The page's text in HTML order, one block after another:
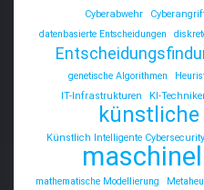
Cyberabwehr
datenbasierte Entscheidungen
genetische Algorithmen
IT-Infrastrukturen
KI-
Künstlich Intelligente Cybersecurity
mathematische Modellierung